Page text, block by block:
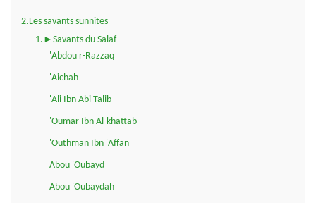
2.Les savants sunnites
1.►Savants du Salaf
'Abdou r-Razzaq
'Aichah
'Ali Ibn Abi Talib
'Oumar Ibn Al-khattab
'Outhman Ibn 'Affan
Abou 'Oubayd
Abou 'Oubaydah